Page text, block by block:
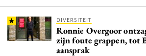
DIVERSITEIT
Ronnie Overgoor
zijn foute grappen, tot
aansprak